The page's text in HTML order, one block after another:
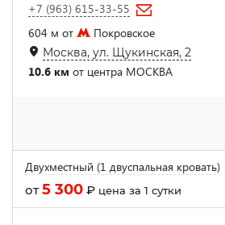
+7 (963) 615-33-55
604 м от
Покровское
Москва, ул. Щукинская, 2
10.6 км от центра МОСКВА
Двухместный (1 двуспальная кровать)
от5 300 ₽ цена за 1 сутки